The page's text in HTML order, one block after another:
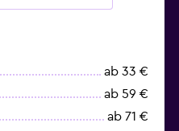
ab 33 €
ab 59 €
ab 71 €